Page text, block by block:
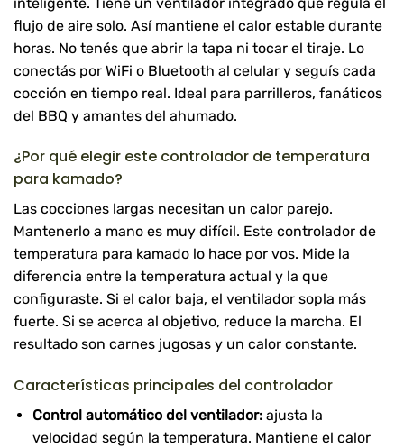
flujo de aire solo. Así mantiene el calor estable durante
horas. No tenés que abrir la tapa ni tocar el tiraje. Lo
conectás por WiFi o Bluetooth al celular y seguís cada
cocción en tiempo real. Ideal para parrilleros, fanáticos
del BBQ y amantes del ahumado.
¿Por qué elegir este controlador de temperatura
para kamado?
Las cocciones largas necesitan un calor parejo.
Mantenerlo a mano es muy difícil. Este controlador de
temperatura para kamado lo hace por vos. Mide la
diferencia entre la temperatura actual y la que
configuraste. Si el calor baja, el ventilador sopla más
fuerte. Si se acerca al objetivo, reduce la marcha. El
resultado son carnes jugosas y un calor constante.
Características principales del controlador
Control automático del ventilador:ajusta la
velocidad según la temperatura. Mantiene el calor